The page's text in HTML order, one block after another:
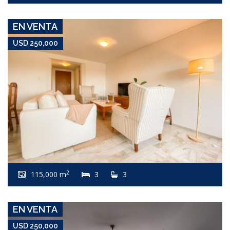
EN VENTA
USD 250,000
115,000 m2 3 3
USD 250,000
Apartamento #5786
BRAVA
EN VENTA
USD 250,000